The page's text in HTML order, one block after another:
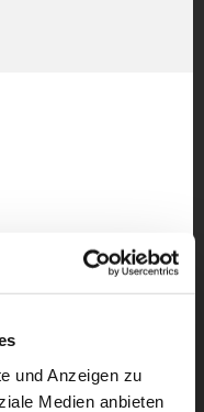
und Anzeigen zu
Medien anbieten